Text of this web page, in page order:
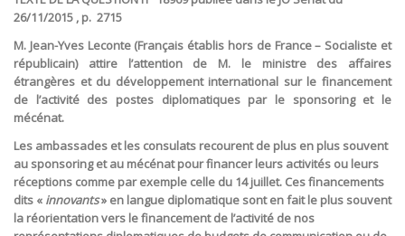
26/11/2015 , p. 2715
M. Jean-Yves Leconte (Français établis hors de France – Socialiste et
républicain) attire l’attention de M. le ministre des affaires
étrangères et du développement international sur le financement
de l’activité des postes diplomatiques par le sponsoring et le
mécénat.
Les ambassades et les consulats recourent de plus en plus souvent
au sponsoring et au mécénat pour financer leurs activités ou leurs
réceptions comme par exemple celle du 14 juillet. Ces financements
dits « innovants» en langue diplomatique sont en fait le plus souvent
la réorientation vers le financement de l’activité de nos